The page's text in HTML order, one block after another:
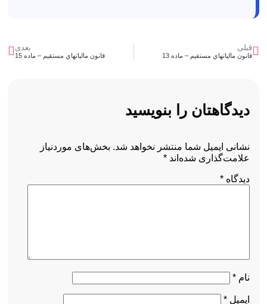
قبلی
قانون مالياتهاي مستقيم – ماده 13
بعدی
قانون مالياتهاي مستقيم – ماده 15
دیدگاهتان را بنویسید
نشانی ایمیل شما منتشر نخواهد شد. بخش‌های موردنیاز
علامت‌گذاری شده‌اند *
دیدگاه *
نام *
ایمیل *